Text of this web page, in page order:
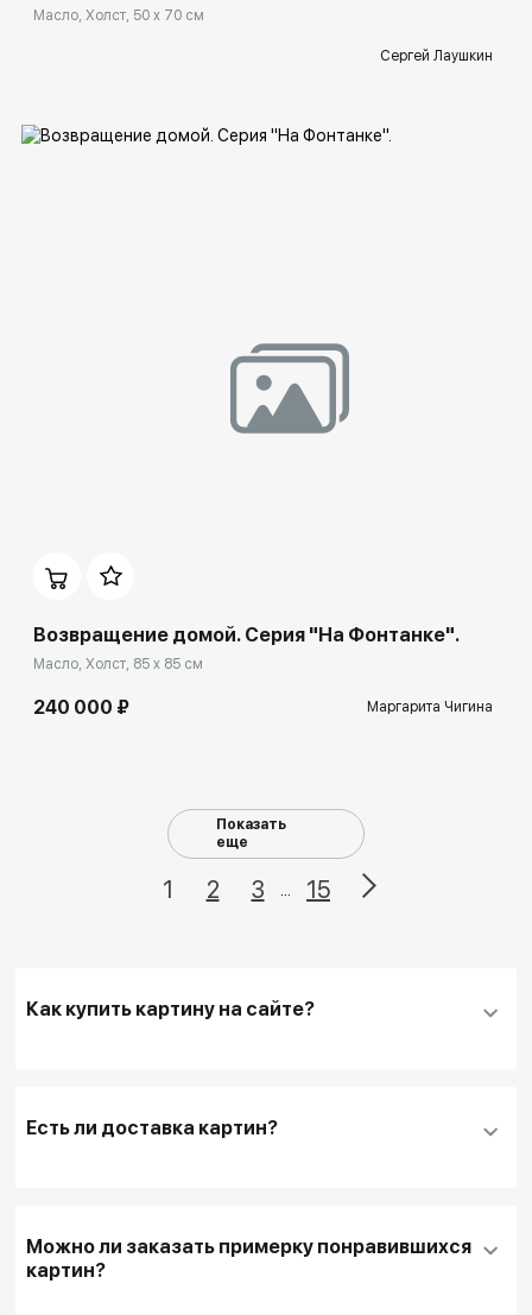
Масло, Холст, 50 x 70 см
Сергей Лаушкин
Возвращение домой. Серия "На Фонтанке".
Масло, Холст, 85 x 85 см
240 000 ₽ Маргарита Чигина
Показать
еще
1 2 3 15
Как купить картину на сайте?
контактные данные и адрес
Для оплаты другим способом или для запроса
дополнительной информации перед покупкой
Есть ли доставка картин?
Можно ли заказать примерку понравившихся
картин?